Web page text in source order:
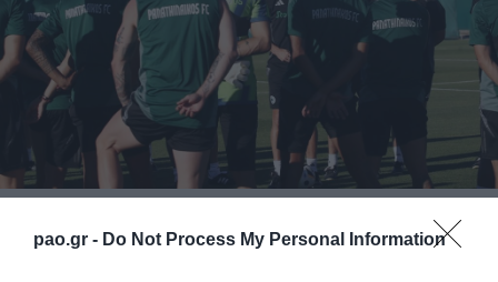
pao.gr - Do Not Process My Personal Information
Με απογευματινή προπόνηση την Τετάρτη (17/07) ο